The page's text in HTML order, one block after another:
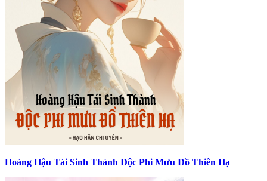
Hoàng Hậu Tái Sinh Thành Độc Phi Mưu Đồ Thiên Hạ